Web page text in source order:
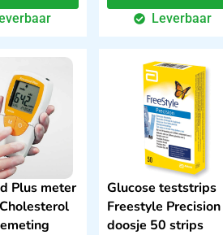
Leverbaar
Plus meter
Glucose teststrips
Freestyle Precision
doosje 50 strips